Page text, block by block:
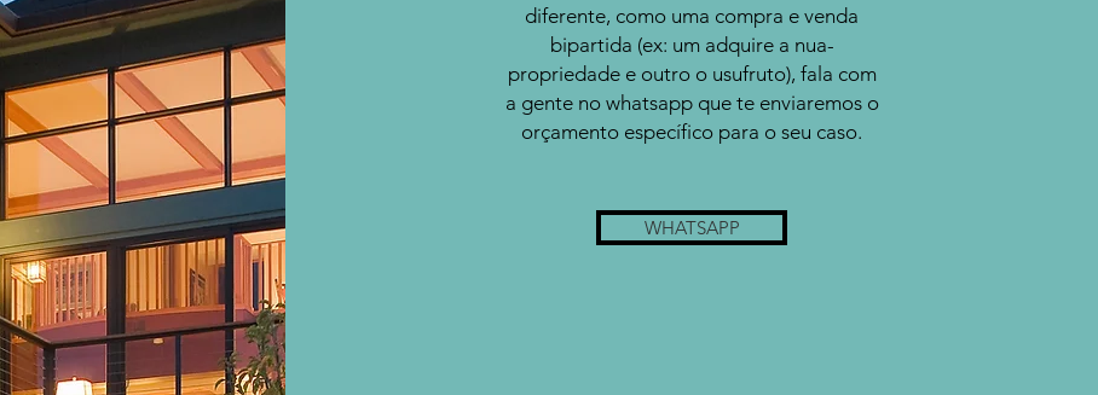
diferente, como uma compra e venda
bipartida (ex: um adquire a nua-
propriedade e outro o usufruto), fala com
a gente no whatsapp que te enviaremos o
orçamento específico para o seu caso.
WHATSAPP